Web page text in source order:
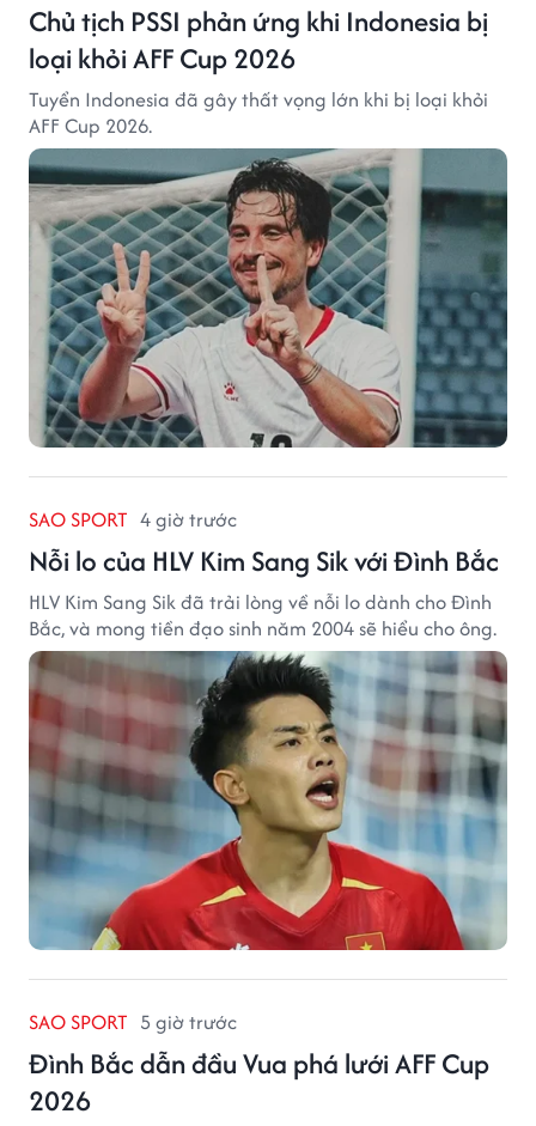
Chủ tịch PSSI phản ứng khi Indonesia bị
loại khỏi AFF Cup 2026
Tuyển Indonesia đã gây thất vọng lớn khi bị loại khỏi
AFF Cup 2026.
SAO SPORT 4 giờ trước
Nỗi lo của HLV Kim Sang Sik với Đình Bắc
HLV Kim Sang Sik đã trải lòng về nỗi lo dành cho Đình
Bắc, và mong tiền đạo sinh năm 2004 sẽ hiểu cho ông.
SAO SPORT 5 giờ trước
Đình Bắc dẫn đầu Vua phá lưới AFF Cup
2026